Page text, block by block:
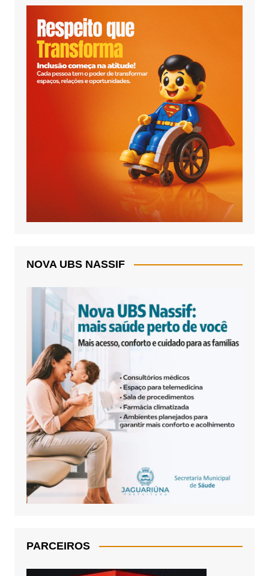
NOVA UBS NASSIF
PARCEIROS